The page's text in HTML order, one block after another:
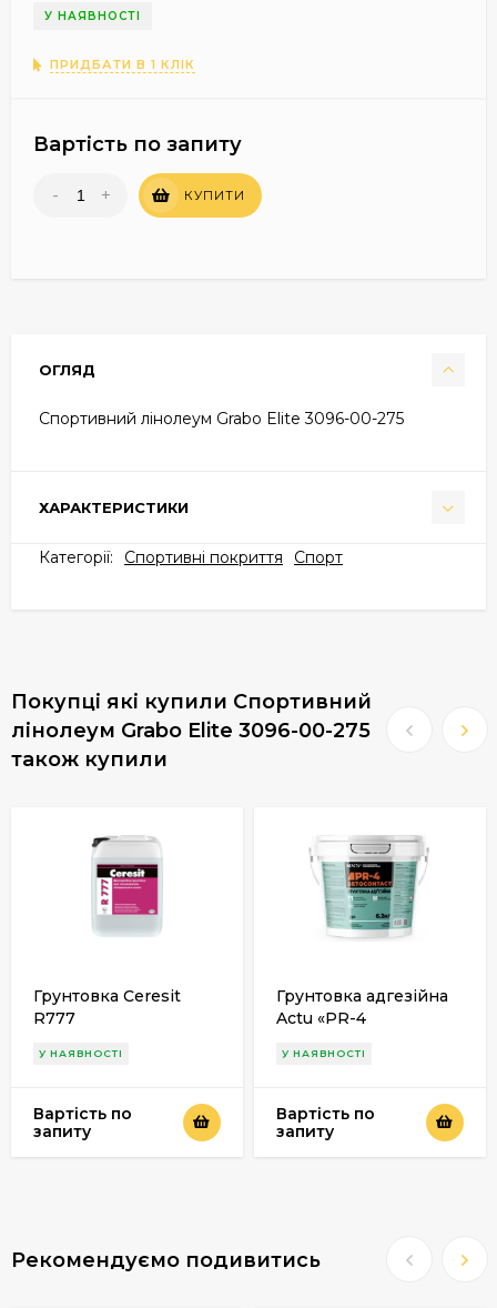
У НАЯВНОСТІ
ПРИДБАТИ В 1 КЛІК
Вартість по запиту
- + КУПИТИ
ОГЛЯД
Спортивний лінолеум Grabo Elite 3096-00-275
ХАРАКТЕРИСТИКИ
Категорії: Спортивні покриття Спорт
Покупці які купили Спортивний
лінолеум Grabo Elite 3096-00-275
також купили
Грунтовка Ceresit
R777
У НАЯВНОСТІ
Вартість по
запиту
Грунтовка адгезійна
Actu «PR-4
У НАЯВНОСТІ
Вартість по
запиту
Рекомендуємо подивитись